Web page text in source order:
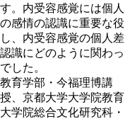
。内受容感覚には個人
感情の認識に重要な役
、内受容感覚の個人差
識にどのように関わっ
した。
育学部・今福理博講
、京都大学大学院教育
学院総合文化研究科・